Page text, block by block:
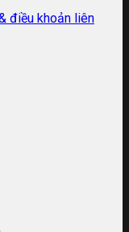
điều khoản liên